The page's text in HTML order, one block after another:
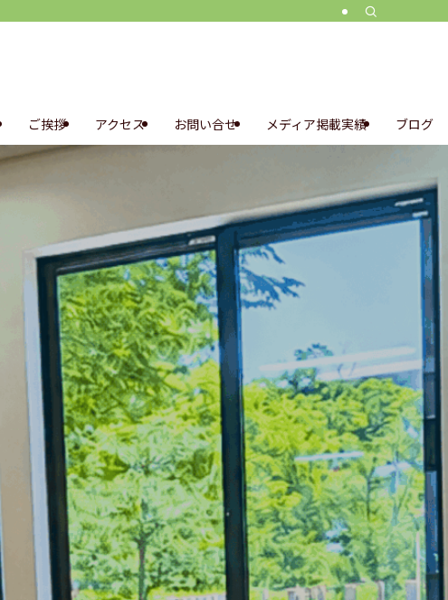
ご挨拶 アクセス お問い合せ メディア掲載実績 ブログ